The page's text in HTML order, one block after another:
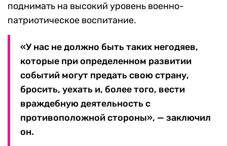
поднимать на высокий уровень военно-
патриотическое воспитание.
«У нас не должно быть таких негодяев,
которые при определенном развитии
событий могут предать свою страну,
бросить, уехать и, более того, вести
враждебную деятельность с
противоположной стороны», — заключил
он.